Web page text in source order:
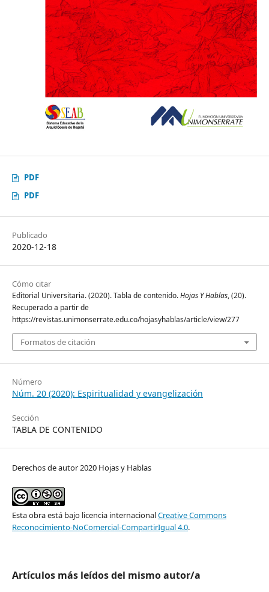
PDF
PDF
Publicado
2020-12-18
Cómo citar
Editorial Universitaria. (2020). Tabla de contenido.Hojas Y Hablas, (20).
Recuperado a partir de
https://revistas.unimonserrate.edu.co/hojasyhablas/article/view/277
Formatos de citación
Número
Núm. 20 (2020): Espiritualidad y evangelización
Sección
TABLA DE CONTENIDO
Derechos de autor 2020 Hojas y Hablas
Esta obra está bajo licencia internacionalCreative Commons
Reconocimiento-NoComercial-CompartirIgual 4.0.
Artículos más leídos del mismo autor/a